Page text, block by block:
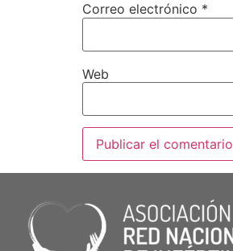
Correo electrónico *
Web